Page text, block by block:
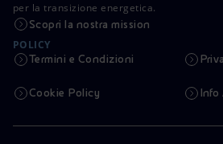
per la transizione energetica.
Scopri la nostra mission
POLICY
Termini e Condizioni
Cookie Policy Info